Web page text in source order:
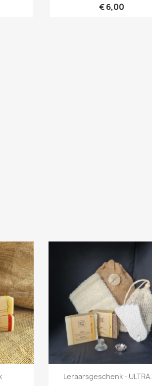
€ 6,00
Snel bekijken
Leraarsgeschenk -